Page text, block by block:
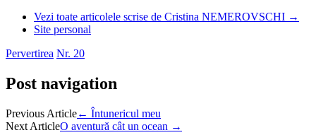
Vezi toate articolele scrise de Cristina NEMEROVSCHI →
Site personal
Pervertirea Nr. 20
Post navigation
Previous Article← Întunericul meu
Next ArticleO aventură cât un ocean →